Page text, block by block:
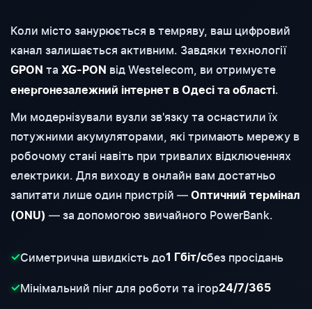
Коли місто занурюється в темряву, ваш цифровий
канал залишається активним. Завдяки технології
GPON та XG-PON від Westelecom, ви отримуєте
енергонезалежний інтернет в Одесі та області.
Ми модернізували вузли зв'язку та оснастили їх
потужними акумуляторами, які тримають мережу в
робочому стані навіть при тривалих відключеннях
електрики. Для виходу в онлайн вам достатньо
запитати лише один пристрій — Оптичний термінал
(ONU) — за допомогою звичайного PowerBank.
✓Симетрична швидкість до1 Гбіт/сбез просідань
✓Мінімальний пінг для роботи та ігор24/7/365